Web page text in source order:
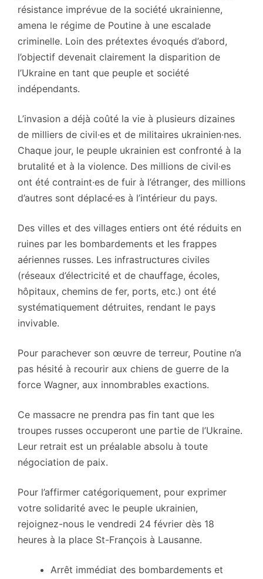
résistance imprévue de la société ukrainienne,
amena le régime de Poutine à une escalade
criminelle. Loin des prétextes évoqués d’abord,
l’objectif devenait clairement la disparition de
l’Ukraine en tant que peuple et société
indépendants.
L’invasion a déjà coûté la vie à plusieurs dizaines
de milliers de civil·es et de militaires ukrainien·nes.
Chaque jour, le peuple ukrainien est confronté à la
brutalité et à la violence. Des millions de civil·es
ont été contraint·es de fuir à l’étranger, des millions
d’autres sont déplacé·es à l’intérieur du pays.
Des villes et des villages entiers ont été réduits en
ruines par les bombardements et les frappes
aériennes russes. Les infrastructures civiles
(réseaux d’électricité et de chauffage, écoles,
hôpitaux, chemins de fer, ports, etc.) ont été
systématiquement détruites, rendant le pays
invivable.
Pour parachever son œuvre de terreur, Poutine n’a
pas hésité à recourir aux chiens de guerre de la
force Wagner, aux innombrables exactions.
Ce massacre ne prendra pas fin tant que les
troupes russes occuperont une partie de l’Ukraine.
Leur retrait est un préalable absolu à toute
négociation de paix.
Pour l’affirmer catégoriquement, pour exprimer
votre solidarité avec le peuple ukrainien,
rejoignez-nous le vendredi 24 février dès 18
heures à la place St-François à Lausanne.
Arrêt immédiat des bombardements et